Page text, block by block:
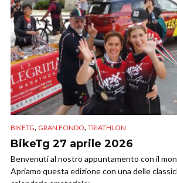
BIKETG, GRAN FONDO, TRIATHLON
BikeTg 27 aprile 2026
Benvenuti al nostro appuntamento con il
Apriamo questa edizione con una delle